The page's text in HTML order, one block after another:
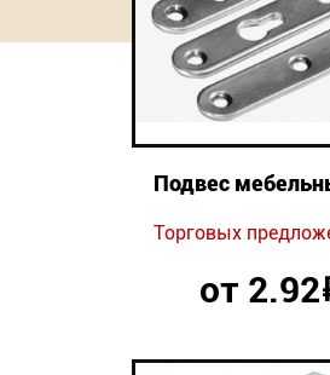
Подвес
Торговых
от 2.92